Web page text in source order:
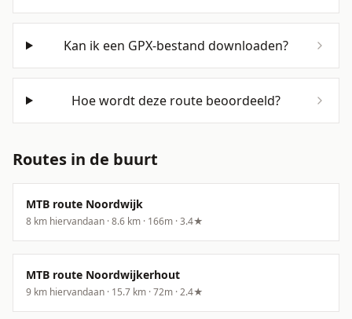
Kan ik een GPX-bestand downloaden?
Hoe wordt deze route beoordeeld?
Routes in de buurt
MTB route Noordwijk
8 km hiervandaan ·8.6 km · 166m ·3.4★
MTB route Noordwijkerhout
9 km hiervandaan · 15.7 km ·72m ·2.4★